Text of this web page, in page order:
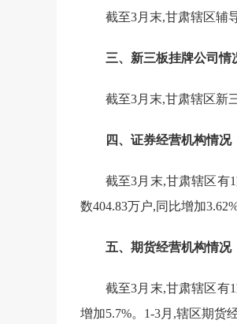
截至3月末,甘肃辖区辅
三、新三板挂牌公司情
截至3月末,甘肃辖区新
四、证券经营机构情况
截至3月末,甘肃辖区有
数404.83万户,同比增加3.62
五、期货经营机构情况
截至3月末,甘肃辖区有
增加5.7%。 1-3月,辖区期货